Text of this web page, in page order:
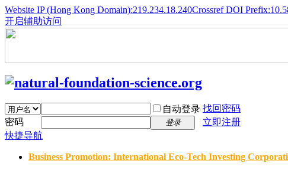
Website IP (Hong Kong Domain):219.234.18.240Crossref DOI
开启辅助访问
自动登录 找回密码
密码
登录
立即注册
快捷导航
Business Promotion: International Eco-Tech Investing